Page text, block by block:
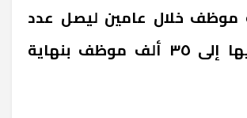
١١ ألف موظف خلال عامين ليصل عدد
العاملين فيها إلى ٣٥ ألف موظف بنهاية